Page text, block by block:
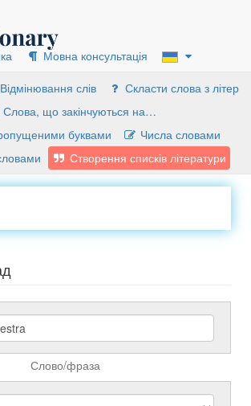
Мовна консультація
Відмінювання слів
Скласти слова з літер
Слова, що закінчуються на…
буквами
Числа словами
Створення списків літератури
Слово/фраза